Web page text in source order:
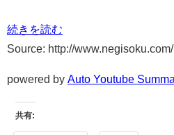
続きを読む
Source: http://
powered by Auto Youtube
共有: